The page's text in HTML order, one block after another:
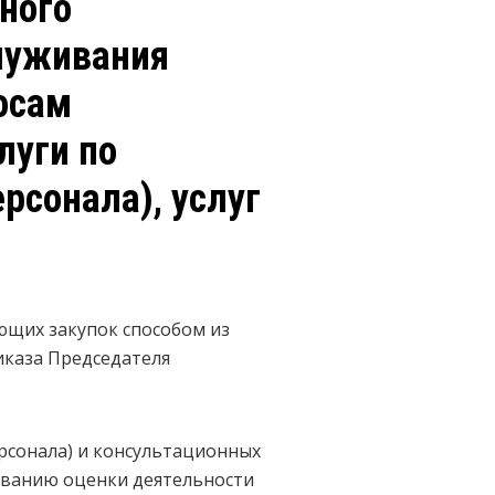
по
услуг
закупок способом из
Председателя
и консультационных
оценки деятельности